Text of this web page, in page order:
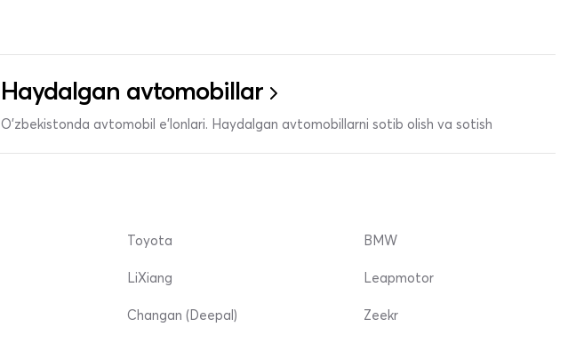
Haydalgan avtomobillar
O'zbekistonda avtomobil e’lonlari. Haydalgan avtomobillarni sotib olish va sotish
Toyota
LiXiang
Changan (Deepal)
BMW
Leapmotor
Zeekr